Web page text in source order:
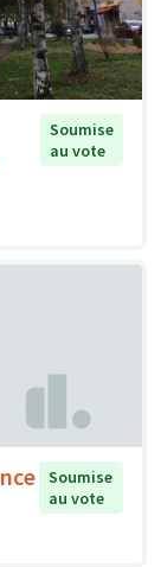
Soumise
au vote
Soumise
au vote